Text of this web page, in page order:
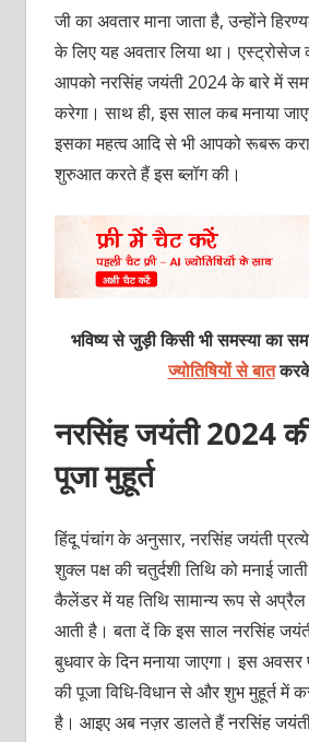
जी का अवतार माना जाता है, उन्होंने
के लिए यह अवतार लिया था। एस्ट्रोसेज
आपको नरसिंह जयंती 2024 के बारे में
करेगा। साथ ही, इस साल कब मनाया
इसका महत्व आदि से भी आपको रूबरू
शुरुआत करते हैं इस ब्लॉग की।
भविष्य से जुड़ी किसी भी समस्या का
ज्योतिषियों से बात
नरसिंह जयंती 2024
पूजा मुहूर्त
हिंदू पंचांग के अनुसार, नरसिंह जयंती
शुक्ल पक्ष की चतुर्दशी तिथि को मनाई
कैलेंडर में यह तिथि सामान्य रूप से अप्रैल
आती है। बता दें कि इस साल नरसिंह
बुधवार के दिन मनाया जाएगा। इस अवसर
की पूजा विधि-विधान से और शुभ मुहूर्त में
है। आइए अब नज़र डालते हैं नरसिंह जयंती